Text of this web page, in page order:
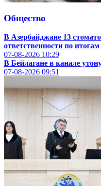
Общество
В Азербайджане 13
ответственности по
07-08-2026 10:29
В Бейлагане в канале
07-08-2026 09:51